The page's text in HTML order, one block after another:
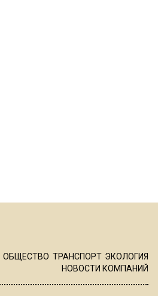
ОБЩЕСТВО ТРАНСПОРТ ЭКОЛОГИЯ
НОВОСТИ КОМПАНИЙ